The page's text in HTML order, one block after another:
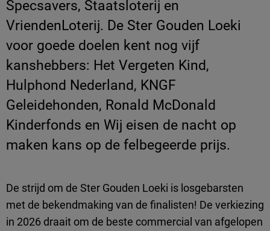
Specsavers, Staatsloterij en
VriendenLoterij. De Ster Gouden Loeki
voor goede doelen kent nog vijf
kanshebbers: Het Vergeten Kind,
Hulphond Nederland, KNGF
Geleidehonden, Ronald McDonald
Kinderfonds en Wij eisen de nacht op
maken kans op de felbegeerde prijs.
De strijd om de Ster Gouden Loeki is losgebarsten
met de bekendmaking van de finalisten! De verkiezing
in 2026 draait om de beste commercial van afgelopen